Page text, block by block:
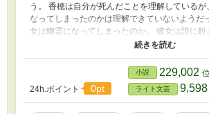
う。 香穂は自分が死んだことを理解している
なってしまったのかは理解できていないようだ
女は幽霊になってしまったのか。 彼女は誰に殺
と幽霊彼女との時間が始まる――。 ※軽いもの
写を含むのでR15指定にさせていただきまし
にすべての話を載せていたので、読みやすいよ
24h.ポイント
0pt
小説 229,002
ライト文芸 9,598